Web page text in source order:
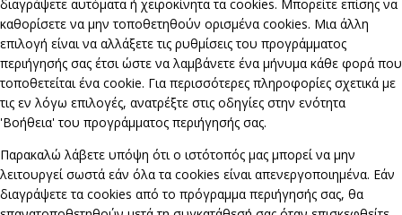
διαγράψετε αυτόματα ή χειροκίνητα τα cookies. Μπορείτε επίσης να
καθορίσετε να μην τοποθετηθούν ορισμένα cookies. Μια άλλη
επιλογή είναι να αλλάξετε τις ρυθμίσεις του προγράμματος
περιήγησής σας έτσι ώστε να λαμβάνετε ένα μήνυμα κάθε φορά που
τοποθετείται ένα cookie. Για περισσότερες πληροφορίες σχετικά με
τις εν λόγω επιλογές, ανατρέξτε στις οδηγίες στην ενότητα
'Βοήθεια' του προγράμματος περιήγησής σας.
Παρακαλώ λάβετε υπόψη ότι ο ιστότοπός μας μπορεί να μην
λειτουργεί σωστά εάν όλα τα cookies είναι απενεργοποιημένα. Εάν
διαγράψετε τα cookies από το πρόγραμμα περιήγησής σας, θα